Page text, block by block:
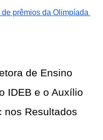
de prêmios da Olimpíada
de Ensino
IDEB e o Auxílio
nos Resultados